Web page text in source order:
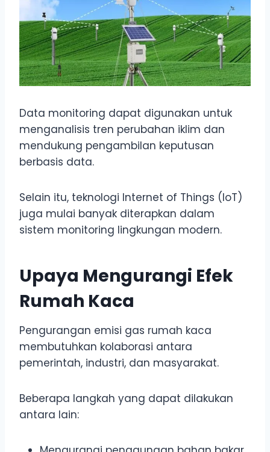
Data monitoring dapat digunakan untuk
menganalisis tren perubahan iklim dan
mendukung pengambilan keputusan
berbasis data.
Selain itu, teknologi Internet of Things (IoT)
juga mulai banyak diterapkan dalam
sistem monitoring lingkungan modern.
Upaya Mengurangi Efek
Rumah Kaca
Pengurangan emisi gas rumah kaca
membutuhkan kolaborasi antara
pemerintah, industri, dan masyarakat.
Beberapa langkah yang dapat dilakukan
antara lain: